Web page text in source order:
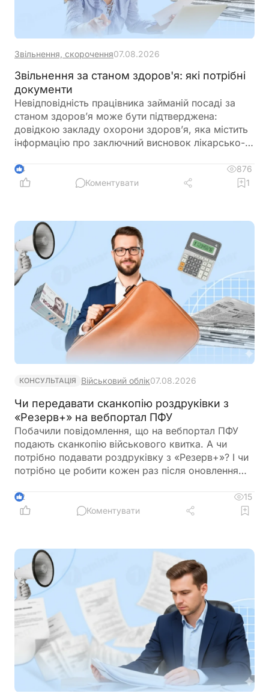
Звільнення, скорочення07.08.2026
Звільнення за станом здоров'я: які потрібні
документи
Невідповідність працівника займаній посаді за
станом здоров’я може бути підтверджена:
довідкою закладу охорони здоров’я, яка містить
інформацію про заключний висновок лікарсько-
4
876
Коментувати
1
КОНСУЛЬТАЦІЯ Військовий облік07.08.2026
Чи передавати сканкопію роздруківки з
«Резерв+» на вебпортал ПФУ
Побачили повідомлення, що на вебпортал ПФУ
подають сканкопію військового квитка. А чи
потрібно подавати роздруківку з «Резерв+»? І чи
потрібно це робити кожен раз після оновлення
2
15
Коментувати